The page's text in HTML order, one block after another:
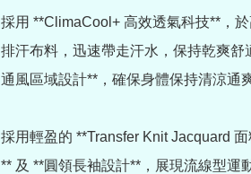
採用 **ClimaCool+ 高效透氣科技**，
排汗布料，迅速帶走汗水，保持乾爽舒
通風區域設計**，確保身體保持清涼通
採用輕盈的 **Transfer Knit Jacquard
** 及 **圓領長袖設計**，展現流線型運